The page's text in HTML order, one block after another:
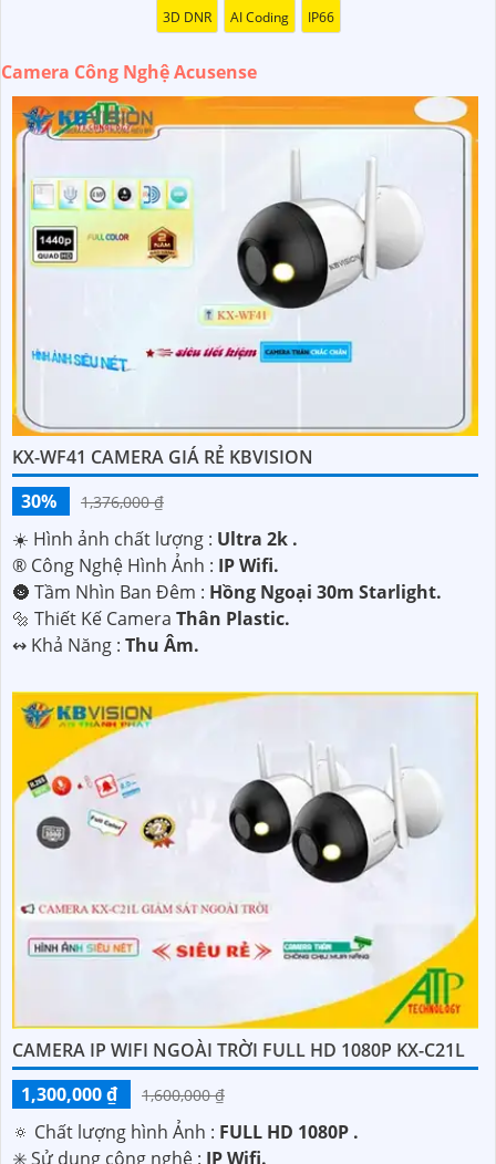
3D DNR AI Coding IP66
Camera Công Nghệ Acusense
KX-WF41 CAMERA GIÁ RẺ KBVISION
30%
1,376,000 ₫
☀️ Hình ảnh chất lượng : Ultra 2k .
®️ Công Nghệ Hình Ảnh : IP Wifi.
🌚 Tầm Nhìn Ban Đêm : Hồng Ngoại 30m Starlight.
🔩 Thiết Kế Camera Thân Plastic.
️↭ Khả Năng : Thu Âm.
CAMERA IP WIFI NGOÀI TRỜI FULL HD 1080P KX-C21L
1,300,000 ₫
1,600,000 ₫
🔅 Chất lượng hình Ảnh : FULL HD 1080P .
✳️ Sử dụng công nghệ : IP Wifi.